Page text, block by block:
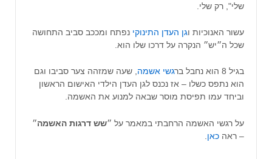
שלי", רק שלי.
עשור האנוכיות וגן העדן התינוקי נפתח ומככב סביב התחושה
שכל ה״יש״ הנקרה על דרכו שלו הוא.
בגיל 8 הוא נחבל בר גשי אשמה, שעה שמזהה צער סביבו וגם
הוא נתפס כשלו – אז נכנס לגן העדן הילדי האישום הראשון
וביחד עמו תפיסת מוסר שבאה למנוע את האשמה.
על רגשי האשמה הרחבתי במאמר על ״שש דרגות האשמה״
– ראה כאן